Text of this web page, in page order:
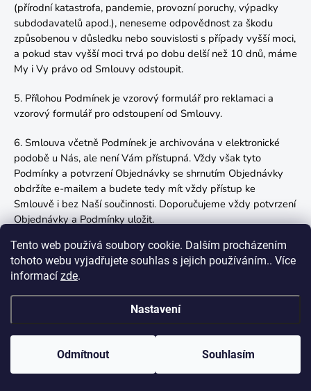
Tento web používá soubory cookie. Dalším procházením
tohoto webu vyjadřujete souhlas s jejich používáním.. Více
informací zde.
Nastavení
Odmítnout Souhlasím
(přírodní katastrofa, pandemie, provozní poruchy, výpadky
subdodavatelů apod.), neneseme odpovědnost za škodu
způsobenou v důsledku nebo souvislosti s případy vyšší moci,
a pokud stav vyšší moci trvá po dobu delší než 10 dnů, máme
My i Vy právo od Smlouvy odstoupit.
5. Přílohou Podmínek je vzorový formulář pro reklamaci a
vzorový formulář pro odstoupení od Smlouvy.
6. Smlouva včetně Podmínek je archivována v elektronické
podobě u Nás, ale není Vám přístupná. Vždy však tyto
Podmínky a potvrzení Objednávky se shrnutím Objednávky
obdržíte e-mailem a budete tedy mít vždy přístup ke
Smlouvě i bez Naší součinnosti. Doporučujeme vždy potvrzení
Objednávky a Podmínky uložit.
7. Tyto Podmínky nabývají účinnosti 31.1.2025.
Je-li kupující spotřebitelem má právo v případě, že objednal
(„Společnost“) nebo jiného prostředku komunikace na dálku,
mimo případy uvedené v § 1837 zák. č. 89/2012 Sb.,
občanský zákoník, ve znění pozdějších předpisů odstoupit od